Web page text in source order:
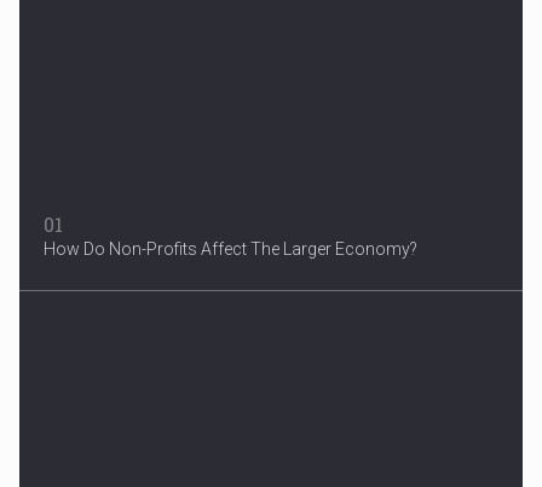
01
How Do Non-Profits Affect The Larger Economy?